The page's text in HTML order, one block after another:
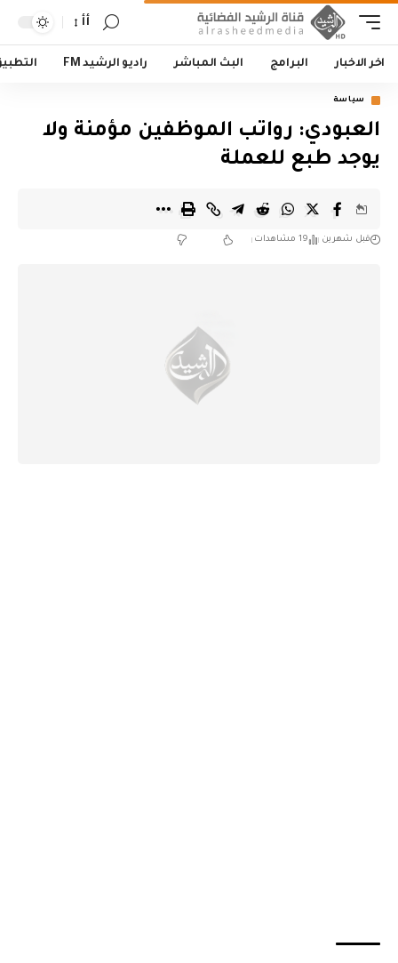
أأ
اخر الاخبار البرامج البث المباشر راديو الرشيد FM
سياسة
العبودي: رواتب الموظفين مؤمنة ولا
يوجد طبع للعملة
قبل شهرين 19 مشاهدات